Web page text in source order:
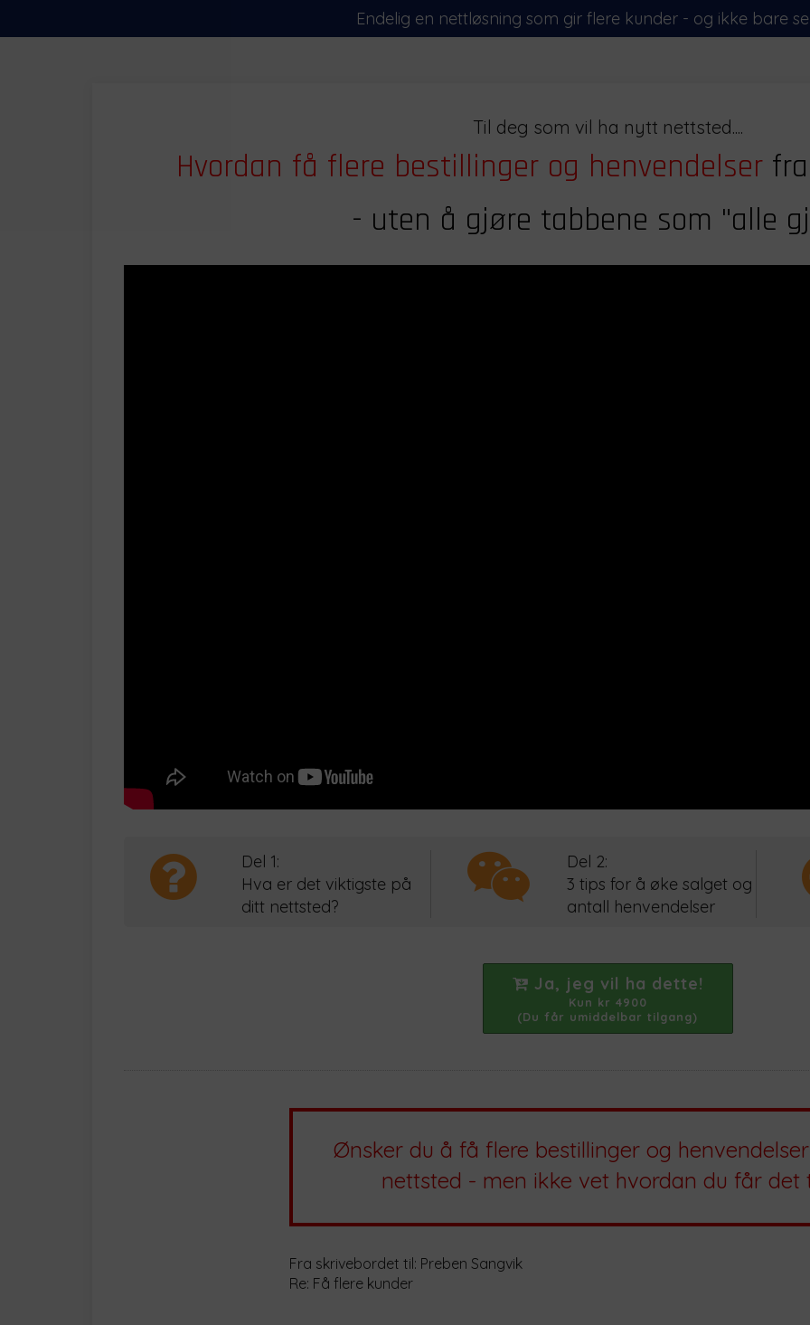
Endelig en nettløsning som gir flere kunder - og ikke bare
Til deg som vil ha nytt nettsted....
Hvordan få flere bestillinger og henvendelserfra
- uten å gjøre tabbene som "alle
Del 1:
Hva er det viktigste på
ditt nettsted?
Del 2:
3 tips for å øke salget og
antall henvendelser
Ja, jeg vil ha dette!
Kun kr 4900
(Du får umiddelbar tilgang)
Ønsker du å få flere bestillinger og
nettsted - men ikke vet hvordan du får det
Fra skrivebordet til: Preben Sangvik
Re: Få flere kunder